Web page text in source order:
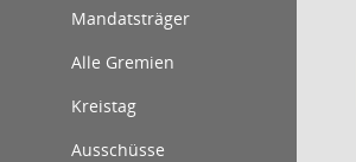
Mandatsträger
Alle Gremien
Kreistag
Ausschüsse